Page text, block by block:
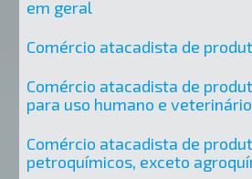
em geral
Comércio atacadista de
Comércio atacadista de
para uso humano e veterinário
Comércio atacadista de
petroquímicos, exceto